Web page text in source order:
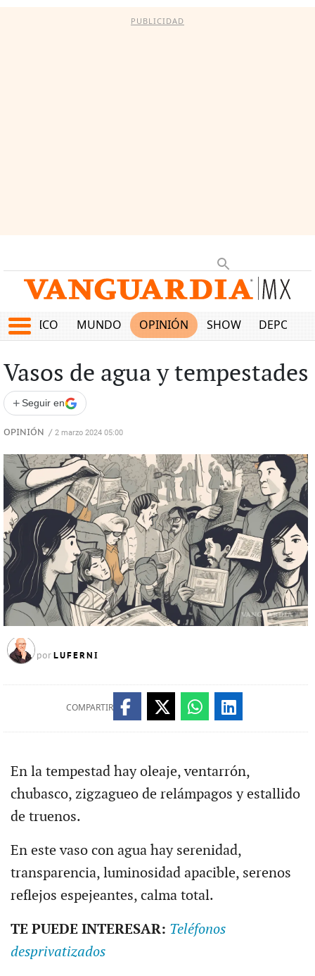
PUBLICIDAD
MÉXICO MUNDO OPINIÓN SHOW
Vasos de agua y tempestades
+ Seguir en
OPINIÓN / 2 marzo 2024 05:00
por LUFERNI
COMPARTIR
En la tempestad hay oleaje, ventarrón,
chubasco, zigzagueo de relámpagos y estallido
de truenos.
En este vaso con agua hay serenidad,
transparencia, luminosidad apacible, serenos
reflejos espejeantes, calma total.
TE PUEDE INTERESAR: Teléfonos
desprivatizados